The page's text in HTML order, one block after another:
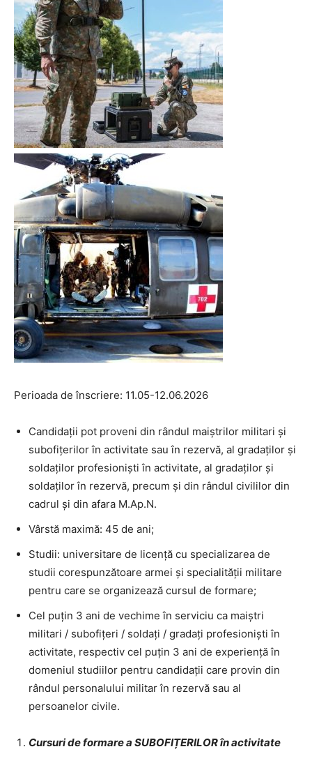
Perioada de înscriere: 11.05-12.06.2026
Candidații pot proveni din rândul maiștrilor militari și
subofițerilor în activitate sau în rezervă, al gradaților și
soldaților profesioniști în activitate, al gradaților și
soldaților în rezervă, precum și din rândul civililor din
cadrul și din afara M.Ap.N.
Vârstă maximă: 45 de ani;
Studii: universitare de licență cu specializarea de
studii corespunzătoare armei și specialității militare
pentru care se organizează cursul de formare;
Cel puțin 3 ani de vechime în serviciu ca maiștri
militari / subofițeri / soldați / gradați profesioniști în
activitate, respectiv cel puțin 3 ani de experiență în
domeniul studiilor pentru candidații care provin din
rândul personalului militar în rezervă sau al
persoanelor civile.
Cursuri de formare a SUBOFIȚERILOR în activitate